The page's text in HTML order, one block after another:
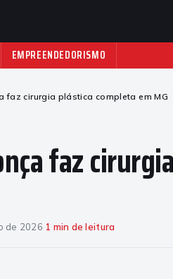
EMPREENDEDORISMO
faz cirurgia plástica completa em MG
faz
de 2026·1 min de leitura